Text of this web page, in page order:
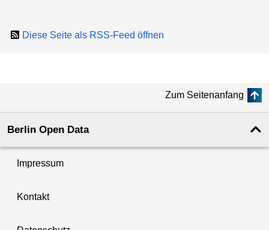
Diese Seite als RSS-Feed öffnen
Zum Seitenanfang
Berlin Open Data
Impressum
Kontakt